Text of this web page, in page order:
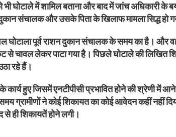
घोटाले में शामिल बताना और बाद में जांच अधिकारी के
संचालक और उसके पिता के खिलाफ मामला सिद्ध हो
घोटाला पूर्व राशन दुकान संचालक के समय का है। और
से चावल लेकर पाटा गया है। पिछले घोटाले की लिखित
रहे हैं।
कार्य हुए जिसमें एनटीपीसी प्रभावित होने की श्रेणी में
ग्रामीणों ने कोई शिकायत का कोई आवेदन कहीं नहीं
से ही शिकायतें होने लगी।